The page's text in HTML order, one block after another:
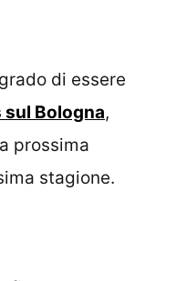
di essere
Bologna,
prossima
stagione.